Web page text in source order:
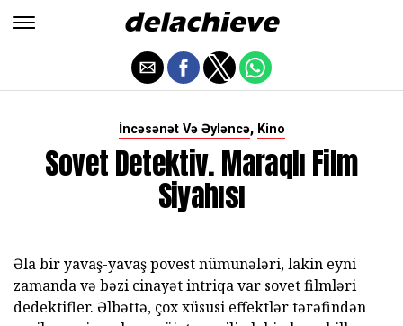
İncəsənət Və Əyləncə, Kino
Sovet Detektiv. Maraqlı Film
Siyahısı
Əla bir yavaş-yavaş povest nümunələri, lakin eyni
zamanda və bəzi cinayət intriqa var sovet filmləri
dedektifler. Əlbəttə, çox xüsusi effektlər tərəfindən